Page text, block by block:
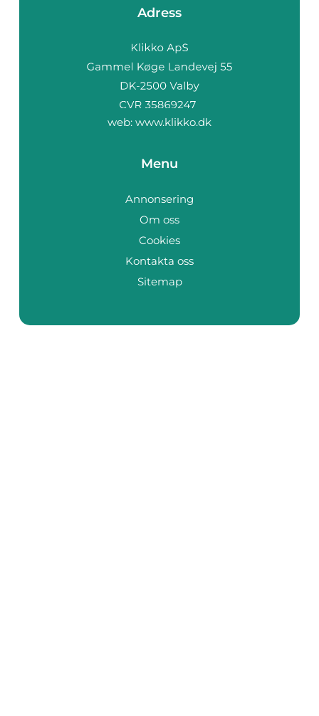
Adress
web: www.klikko.dk
Menu
Annonsering
Om oss
Cookies
Kontakta oss
Sitemap